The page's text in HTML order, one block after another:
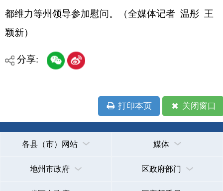
新公网安备65300102000007号 新ICP备2022000247号
政府网站标识码：6530000002